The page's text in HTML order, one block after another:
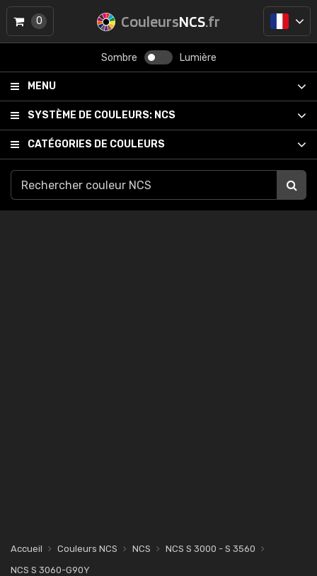
CouleursNCS.fr
Sombre Lumière
MENU
SYSTÈME DE COULEURS: NCS
CATÉGORIES DE COULEURS
0
Accueil Couleurs NCS NCS
NCS S 3000 - S 3560
NCS S 3060-G90Y